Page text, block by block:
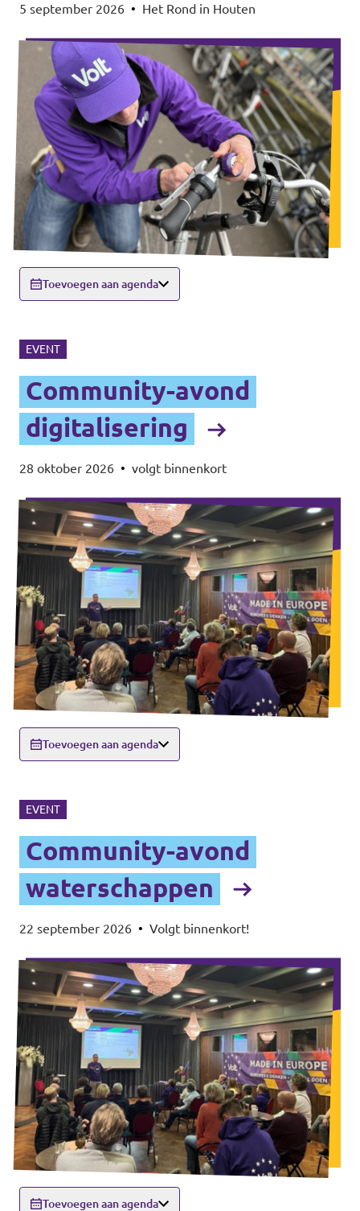
5 september 2026 • Het Rond in Houten
Toevoegen aan agenda
EVENT
Community-avond
digitalisering
28 oktober 2026 • volgt binnenkort
Toevoegen aan agenda
EVENT
Community-avond
waterschappen
22 september 2026 • Volgt binnenkort!
Toevoegen aan agenda